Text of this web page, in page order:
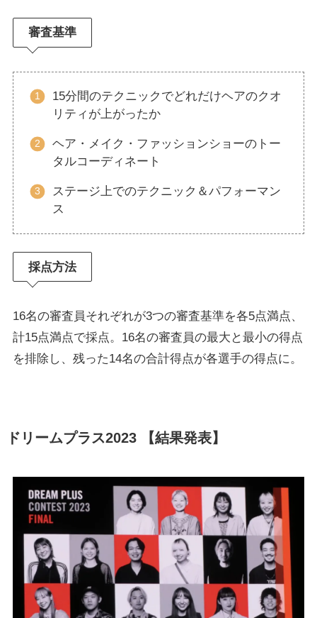
審査基準
15分間のテクニックでどれだけヘアのクオ
リティが上がったか
ヘア・メイク・ファッションショーのトー
タルコーディネート
ステージ上でのテクニック＆パフォーマン
ス
採点方法
16名の審査員それぞれが3つの審査基準を各5点満点、
計15点満点で採点。16名の審査員の最大と最小の得点
を排除し、残った14名の合計得点が各選手の得点に。
ドリームプラス2023 【結果発表】